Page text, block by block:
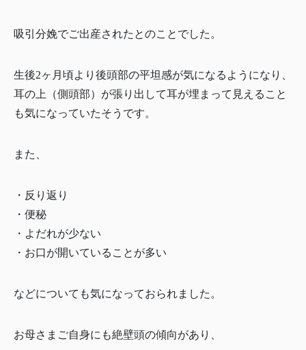
吸引分娩でご出産されたとのことでした。
生後2ヶ月頃より後頭部の平坦感が気になるようになり、
耳の上（側頭部）が張り出して耳が埋まって見えること
も気になっていたそうです。
また、
・反り返り
・便秘
・よだれが少ない
・お口が開いていることが多い
などについても気になっておられました。
お母さまご自身にも絶壁頭の傾向があり、